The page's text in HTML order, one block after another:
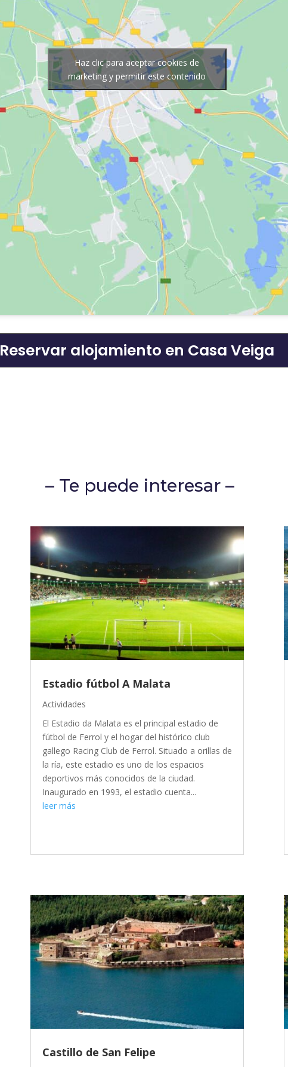
Haz clic para aceptar cookies de
marketing y permitir este contenido
Reservar alojamiento en Casa Veiga
– Te puede interesar –
Estadio fútbol A Malata
Actividades
El Estadio da Malata es el principal estadio de
fútbol de Ferrol y el hogar del histórico club
gallego Racing Club de Ferrol. Situado a orillas de
la ría, este estadio es uno de los espacios
deportivos más conocidos de la ciudad.
Inaugurado en 1993, el estadio cuenta...
leer más
Castillo de San Felipe